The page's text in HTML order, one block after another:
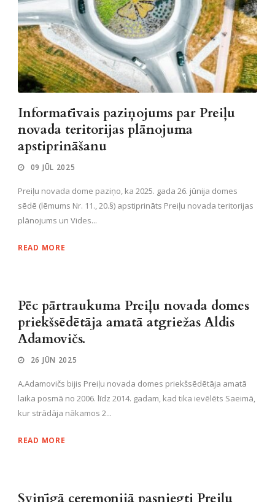
Informatīvais paziņojums par Preiļu
novada teritorijas plānojuma
apstiprināšanu
09 JŪL 2025
Preiļu novada dome paziņo, ka 2025. gada 26. jūnija domes
sēdē (lēmums Nr. 11., 20.§) apstiprināts Preiļu novada teritorijas
plānojums un Vides...
READ MORE
Pēc pārtraukuma Preiļu novada domes
priekšsēdētāja amatā atgriežas Aldis
Adamovičs.
26 JŪN 2025
A.Adamovičs bijis Preiļu novada domes priekšsēdētāja amatā
laika posmā no 2006. līdz 2014. gadam, kad tika ievēlēts Saeimā,
kur strādāja nākamos 2...
READ MORE